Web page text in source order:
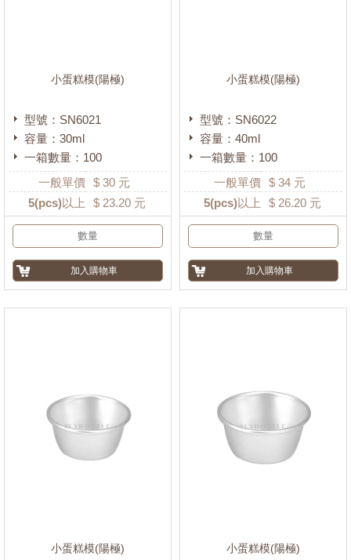
小蛋糕模(陽極)
型號：SN6021
容量：30ml
一箱數量：100
一般單價 $ 30 元
5(pcs)以上 $ 23.20 元
小蛋糕模(陽極)
型號：SN6022
容量：40ml
一箱數量：100
一般單價 $ 34 元
5(pcs)以上 $ 26.20 元
小蛋糕模(陽極) 小蛋糕模(陽極)